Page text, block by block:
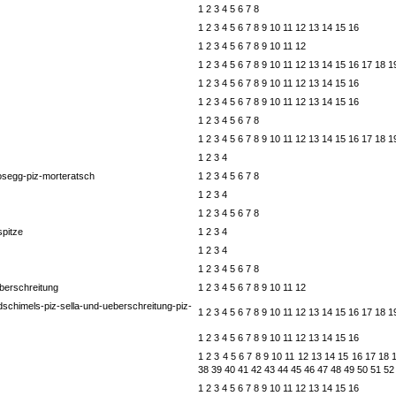
1 2 3 4 5 6 7 8
1 2 3 4 5 6 7 8 9 10 11 12 13 14 15 16
1 2 3 4 5 6 7 8 9 10 11 12
1 2 3 4 5 6 7 8 9 10 11 12 13 14 15 16 17 18
1 2 3 4 5 6 7 8 9 10 11 12 13 14 15 16
1 2 3 4 5 6 7 8 9 10 11 12 13 14 15 16
1 2 3 4 5 6 7 8
1 2 3 4 5 6 7 8 9 10 11 12 13 14 15 16 17 18
1 2 3 4
piz-morteratsch
1 2 3 4 5 6 7 8
1 2 3 4
1 2 3 4 5 6 7 8
1 2 3 4
1 2 3 4
1 2 3 4 5 6 7 8
1 2 3 4 5 6 7 8 9 10 11 12
piz-sella-und-ueberschreitung-piz-
1 2 3 4 5 6 7 8 9 10 11 12 13 14 15 16 17 18
1 2 3 4 5 6 7 8 9 10 11 12 13 14 15 16
1 2 3 4 5 6 7 8 9 10 11 12 13 14 15 16 17 18
38 39 40 41 42 43 44 45 46 47 48 49 50 51 52
1 2 3 4 5 6 7 8 9 10 11 12 13 14 15 16